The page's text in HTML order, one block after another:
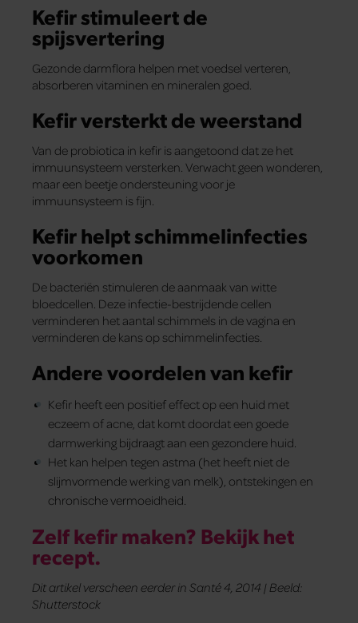
Kefir stimuleert de
spijsvertering
Gezonde darmflora helpen met voedsel verteren,
absorberen vitaminen en mineralen goed.
Kefir versterkt de weerstand
Van de probiotica in kefir is aangetoond dat ze het
immuunsysteem versterken. Verwacht geen wonderen,
maar een beetje ondersteuning voor je
immuunsysteem is fijn.
Kefir helpt schimmelinfecties
voorkomen
De bacteriën stimuleren de aanmaak van witte
bloedcellen. Deze infectie-bestrijdende cellen
verminderen het aantal schimmels in de vagina en
verminderen de kans op schimmelinfecties.
Andere voordelen van kefir
Kefir heeft een positief effect op een huid met
eczeem of acne, dat komt doordat een goede
darmwerking bijdraagt aan een gezondere huid.
Het kan helpen tegen astma (het heeft niet de
slijmvormende werking van melk), ontstekingen en
chronische vermoeidheid.
Zelf kefir maken? Bekijk het
recept.
Dit artikel verscheen eerder in Santé 4, 2014 | Beeld:
Shutterstock